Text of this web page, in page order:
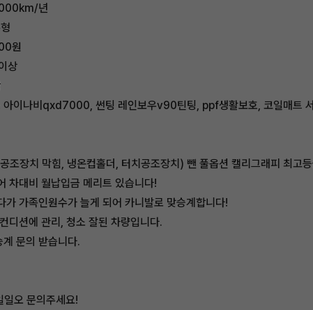
년
원
상
아이나비qxd7000, 썬팅 레인보우v90틴팅, ppf생활보호, 코일매트
조장치 막힘, 냉온컵홀더, 터치공조장치) 뺀 풀옵션 캘리그래피 최고
차대비 월납입금 메리트 있습니다!
가 가족인원수가 늘게 되어 카니발로 맞승계합니다!
디션에 관리, 청소 잘된 차량입니다.
문의 받습니다.
오 문의주세요!